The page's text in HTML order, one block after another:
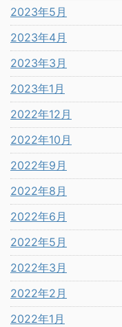
2023年5月
2023年4月
2023年3月
2023年1月
2022年12月
2022年10月
2022年9月
2022年8月
2022年6月
2022年5月
2022年3月
2022年2月
2022年1月